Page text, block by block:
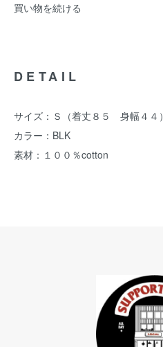
買い物を続ける
DETAIL
サイズ：Ｓ（着丈８５ 身幅４４）
カラー：BLK
素材：１００％cotton